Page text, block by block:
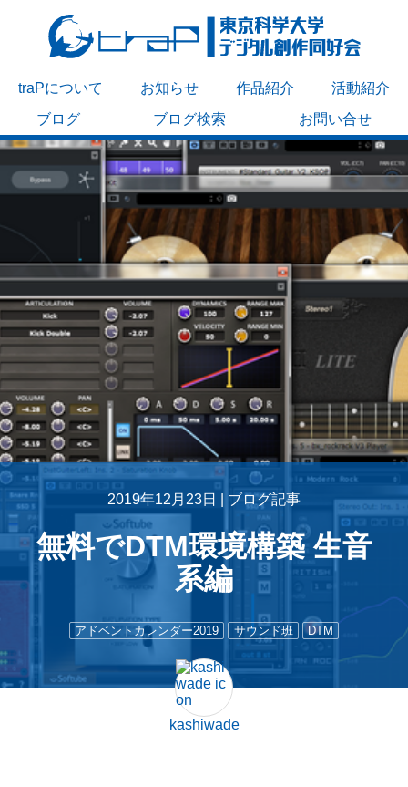
traPについて お知らせ 作品紹介
活動紹介
ブログ
ブログ検索 お問い合せ
2019年12月23日 | ブログ記事
無料でDTM環境構築 生音
系編
アドベントカレンダー2019 サウンド班 DTM
kashiwade